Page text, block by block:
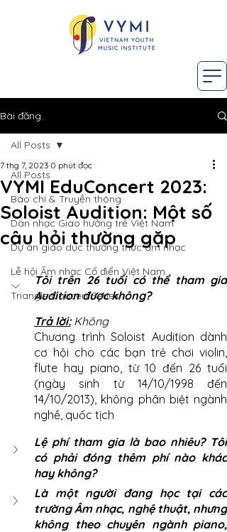
Bài đăng
All Posts
Báo chí & Truyền thông
Dàn nhạc Giao hưởng trẻ Việt Nam
Dự án giáo dục thường thức âm nhạc
Lễ hội Âm nhạc Cổ điển Việt Nam
Triangle Concert Series
All Posts
VYMI EduConcert 2023:
Soloist Audition: Một số
câu hỏi thường gặp
7 thg 7, 2023 0 phút đọc
Tôi trên 26 tuổi có thể tham gia
Audition được không?
Trả lời: Không
Chương trình Soloist Audition dành
cơ hội cho các bạn trẻ chơi violin,
flute hay piano, từ 10 đến 26 tuổi
(ngày sinh từ 14/10/1998 đến
14/10/2013), không phân biệt ngành
nghề, quốc tịch
Lệ phí tham gia là bao nhiêu? Tôi
có phải đóng thêm phí nào khác
hay không?
Là một người đang học tại các
trường Âm nhạc, nghệ thuật, nhưng
không theo chuyên ngành piano,